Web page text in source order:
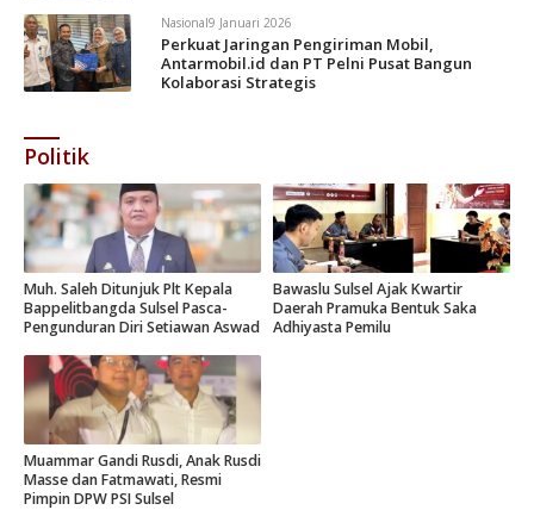
Nasional9 Januari 2026
Perkuat Jaringan Pengiriman Mobil,
Antarmobil.id dan PT Pelni Pusat Bangun
Kolaborasi Strategis
Politik
Muh. Saleh Ditunjuk Plt Kepala
Bappelitbangda Sulsel Pasca-
Pengunduran Diri Setiawan Aswad
Bawaslu Sulsel Ajak Kwartir
Daerah Pramuka Bentuk Saka
Adhiyasta Pemilu
Muammar Gandi Rusdi, Anak Rusdi
Masse dan Fatmawati, Resmi
Pimpin DPW PSI Sulsel